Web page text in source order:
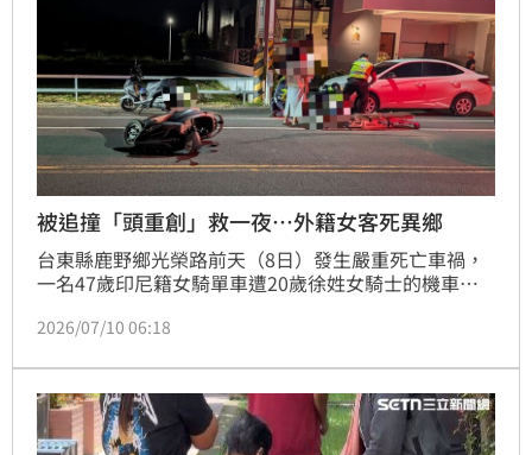
被追撞「頭重創」救一夜…外籍女客死異鄉
台東縣鹿野鄉光榮路前天（8日）發生嚴重死亡車禍，
一名47歲印尼籍女騎單車遭20歲徐姓女騎士的機車追
日）送醫不治，肇事的徐女無大礙，詳細事故原因，仍
2026/07/10 06:18